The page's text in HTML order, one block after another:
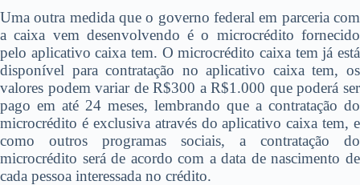
Uma outra medida que o governo federal em parceria com
a caixa vem desenvolvendo é o microcrédito fornecido
pelo aplicativo caixa tem. O microcrédito caixa tem já está
disponível para contratação no aplicativo caixa tem, os
valores podem variar de R$300 a R$1.000 que poderá ser
pago em até 24 meses, lembrando que a contratação do
microcrédito é exclusiva através do aplicativo caixa tem, e
como outros programas sociais, a contratação do
microcrédito será de acordo com a data de nascimento de
cada pessoa interessada no crédito.